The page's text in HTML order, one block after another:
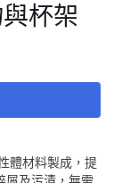
杯架
體材料製成，提